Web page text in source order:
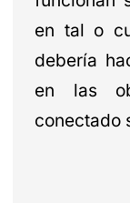
en tal o
debería
en las
conectado